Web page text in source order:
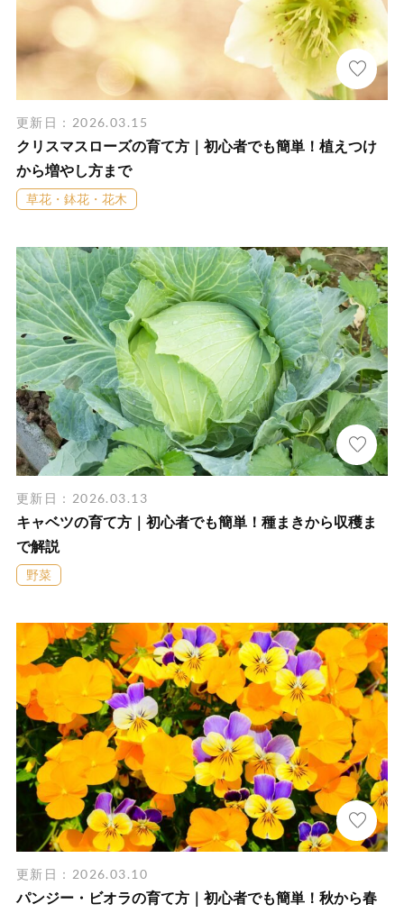
更新日：2026.03.15
クリスマスローズの育て方｜初心者でも簡単！植えつけ
から増やし方まで
草花・鉢花・花木
更新日：2026.03.13
キャベツの育て方｜初心者でも簡単！種まきから収穫ま
で解説
野菜
更新日：2026.03.10
パンジー・ビオラの育て方｜初心者でも簡単！秋から春